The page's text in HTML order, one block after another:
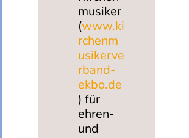
musiker
(www.ki
rchenm
usikerve
rband-
ekbo.de
) für
ehren-
und